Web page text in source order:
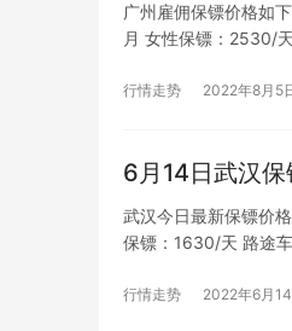
广州雇佣保镖价格如
月 女性保镖：2530/
行情走势 2022年8月5
6月14日武汉
武汉今日最新保镖价
保镖：1630/天 路途
行情走势 2022年6月